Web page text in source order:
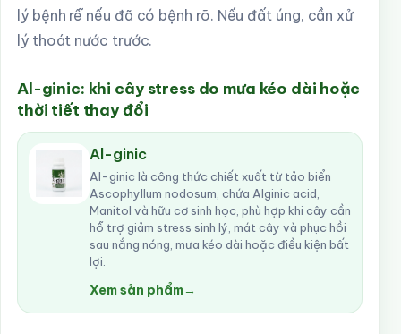
lý bệnh rễ nếu đã có bệnh rõ. Nếu đất úng, cần xử
lý thoát nước trước.
Al-ginic: khi cây stress do mưa kéo dài hoặc
thời tiết thay đổi
Al-ginic
Al-ginic là công thức chiết xuất từ tảo biển
Ascophyllum nodosum, chứa Alginic acid,
Manitol và hữu cơ sinh học, phù hợp khi cây cần
hỗ trợ giảm stress sinh lý, mát cây và phục hồi
sau nắng nóng, mưa kéo dài hoặc điều kiện bất
lợi.
Xem sản phẩm→